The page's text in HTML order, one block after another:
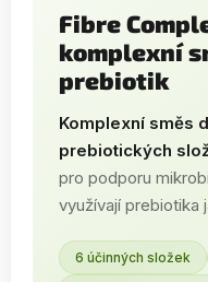
Fibre
komplexní
prebiotik
Komplexní směs
prebiotických
pro podporu
využívají prebiotika
6 účinných složek